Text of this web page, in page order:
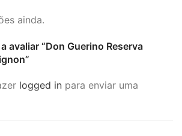
ainda.
avaliar “Don Guerino Reserva
logged in para enviar uma